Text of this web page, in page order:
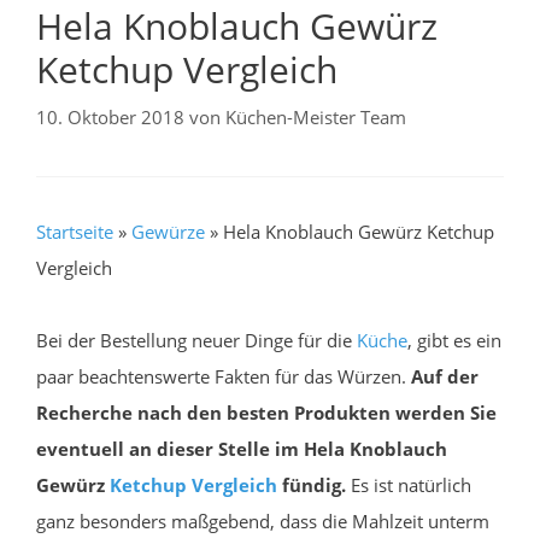
Hela Knoblauch Gewürz
Ketchup Vergleich
10. Oktober 2018 von Küchen-Meister Team
Startseite » Gewürze » Hela Knoblauch Gewürz Ketchup
Vergleich
Bei der Bestellung neuer Dinge für die Küche, gibt es ein
paar beachtenswerte Fakten für das Würzen. Auf der
Recherche nach den besten Produkten werden Sie
eventuell an dieser Stelle im Hela Knoblauch
Gewürz Ketchup Vergleich fündig. Es ist natürlich
ganz besonders maßgebend, dass die Mahlzeit unterm